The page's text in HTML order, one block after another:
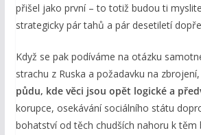
přišel jako první – to totiž budou ti
strategicky pár tahů a pár desetiletí
Když se pak podíváme na otázku
strachu z Ruska a požadavku na
půdu, kde věci jsou opět logické a
korupce, osekávání sociálního státu
bohatství od těch chudších nahoru k těm